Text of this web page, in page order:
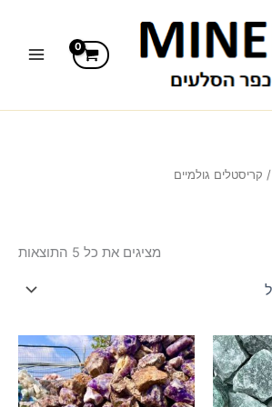
/ קריסטלים גולמיים
מציגים את כל ⁦5⁩ התוצאות
טווח
מחירים:
עד
למוצר
זה
יש
טווח
מחירים:
עד
למוצר
זה
יש